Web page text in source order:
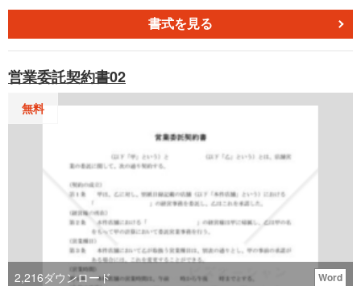
書式を見る
営業委託契約書02
無料
2,216ダウンロード Word